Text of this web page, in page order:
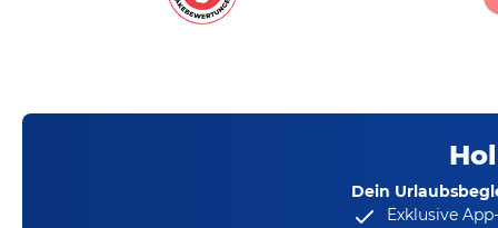
Dein
Exklusive